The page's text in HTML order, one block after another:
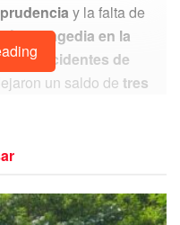
y la falta de
en tragedia en la
Dosaccidentes de
un saldo de tres
caminos de las
Noh-BecyLos